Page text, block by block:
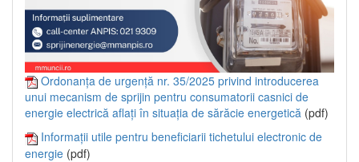
Ordonanța de urgență nr. 35/2025 privind introducerea
unui mecanism de sprijin pentru consumatorii casnici de
energie electrică aflați în situația de sărăcie energetică (pdf)
Informații utile pentru beneficiarii tichetului electronic de
energie (pdf)